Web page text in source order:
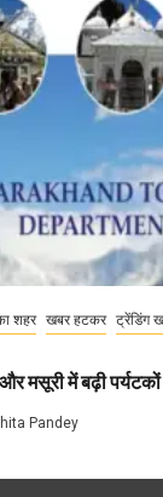
शहर खबर हटकर ट्रेंडिंग
मसूरी में बढ़ी
Pandey